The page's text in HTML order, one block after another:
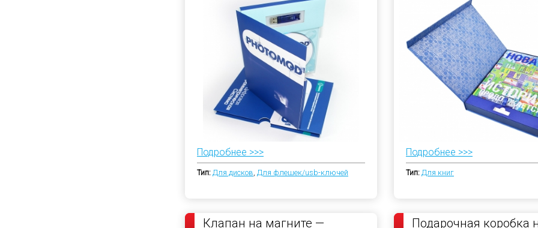
Подробнее >>>
Тип: Для дисков Для флешек/usb-ключей
Подробнее >>>
Тип: Для книг
Клапан на магните —
Подарочная коробка